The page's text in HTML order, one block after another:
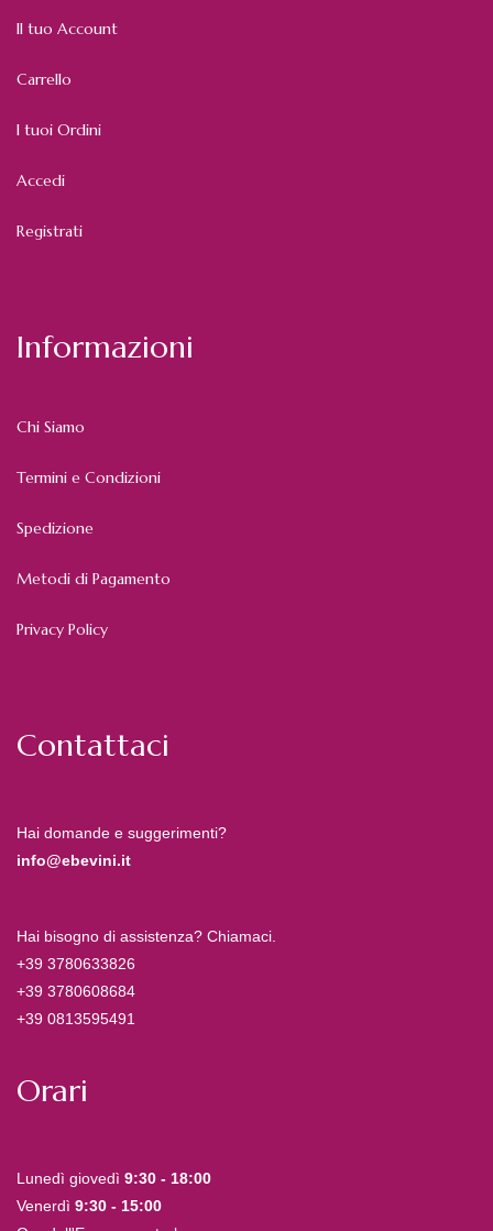
Il tuo Account
Carrello
I tuoi Ordini
Accedi
Registrati
Informazioni
Chi Siamo
Termini e Condizioni
Spedizione
Metodi di Pagamento
Privacy Policy
Contattaci
Hai domande e suggerimenti?
info@ebevini.it
Hai bisogno di assistenza? Chiamaci.
+39 3780633826
+39 3780608684
+39 0813595491
Orari
Lunedì giovedì 9:30 - 18:00
Venerdì 9:30 - 15:00